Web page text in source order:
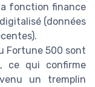
fonction finance
(données
Fortune 500 sont
ce qui confirme
un tremplin